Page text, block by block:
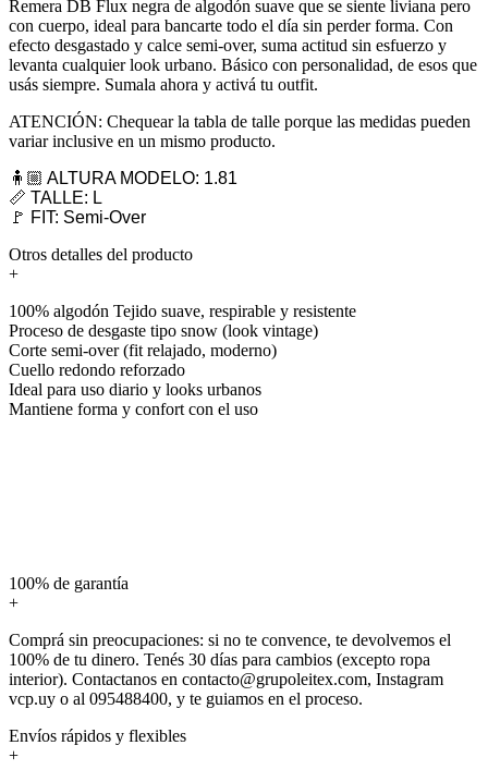
Remera DB Flux negra de algodón suave que se siente liviana pero
con cuerpo, ideal para bancarte todo el día sin perder forma. Con
efecto desgastado y calce semi-over, suma actitud sin esfuerzo y
levanta cualquier look urbano. Básico con personalidad, de esos que
usás siempre. Sumala ahora y activá tu outfit.
ATENCIÓN: Chequear la tabla de talle porque las medidas pueden
variar inclusive en un mismo producto.
🧍🏼 ALTURA MODELO: 1.81
📏 TALLE: L
🚩 FIT: Semi-Over
Otros detalles del producto
+
100% algodón Tejido suave, respirable y resistente
Proceso de desgaste tipo snow (look vintage)
Corte semi-over (fit relajado, moderno)
Cuello redondo reforzado
Ideal para uso diario y looks urbanos
Mantiene forma y confort con el uso
100% de garantía
+
Comprá sin preocupaciones: si no te convence, te devolvemos el
100% de tu dinero. Tenés 30 días para cambios (excepto ropa
interior). Contactanos en contacto@grupoleitex.com, Instagram
vcp.uy o al 095488400, y te guiamos en el proceso.
Envíos rápidos y flexibles
+